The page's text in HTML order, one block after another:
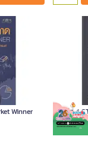
Winner
หนังสือ 4
สำนักพิมพ์